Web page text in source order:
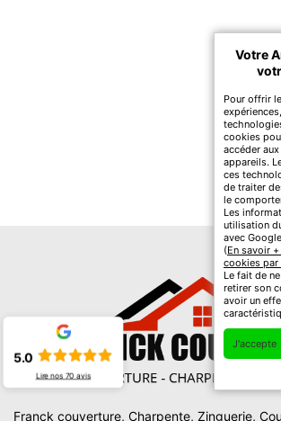
Franck couverture, Charpente, Zinguerie,
Votre
Pour offrir
cookies
accéder
appareils.
ces
de traiter
le
Les
utilisation
avec
(En savoir
cookies
Le fait de
retirer son
avoir un
J'accepte
5.0
Lire nos 70 avis